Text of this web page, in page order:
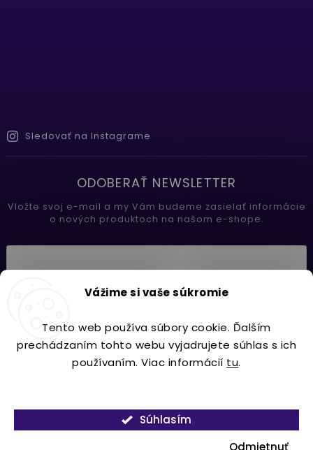
Vážime si vaše súkromie
Tento web používa súbory cookie. Ďalším
prechádzaním tohto webu vyjadrujete súhlas s ich
používaním. Viac informácií tu.
Odmietnuť
Súhlasím
Sledovať na Instagrame
ODOBERAŤ NEWSLETTER
Vložte svoj e-mail a my Vám budeme zasielať informácie
o nových produktoch na našom e-shope.
Prihlásiť sa
Copyright 2026Lavdecor.sk. Všetky práva vyhradené.
VytvořilShoptet| DesignShoptak.cz.